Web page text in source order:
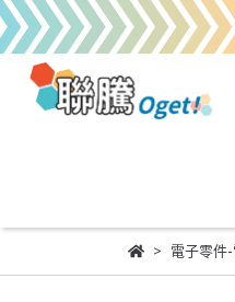
電子零件